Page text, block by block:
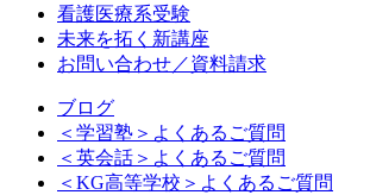
看護医療系受験
未来を拓く新講座
お問い合わせ／資料請求
ブログ
＜学習塾＞よくあるご質問
＜英会話＞よくあるご質問
＜KG高等学校＞よくあるご質問